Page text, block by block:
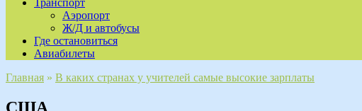
Транспорт
Аэропорт
Ж/Д и автобусы
Где остановиться
Авиабилеты
Главная » В каких странах у учителей самые высокие зарплаты